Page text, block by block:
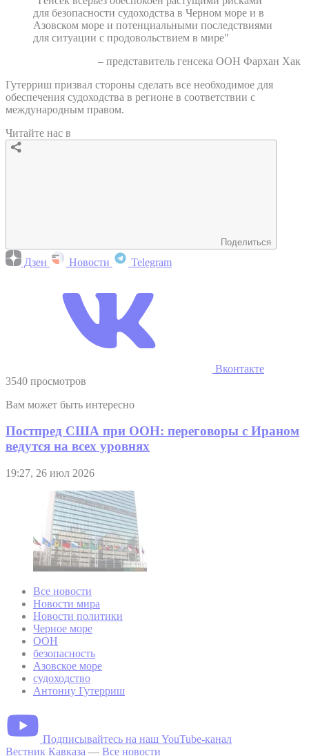
для безопасности судоходства в Черном море и в
Азовском море и потенциальными последствиями
для ситуации с продовольствием в мире"
– представитель генсека ООН Фархан Хак
Гутерриш призвал стороны сделать все необходимое для
обеспечения судоходства в регионе в соответствии с
международным правом.
Читайте нас в
Поделиться
Дзен Новости Telegram
Вконтакте
3540 просмотров
Вам может быть интересно
Постпред США при ООН: переговоры с Ираном
ведутся на всех уровнях
19:27, 26 июл 2026
Все новости
Новости мира
Новости политики
Черное море
ООН
безопасность
Азовское море
судоходство
Антониу Гутерриш
Подписывайтесь на наш YouTube-канал
Вестник Кавказа — Все новости